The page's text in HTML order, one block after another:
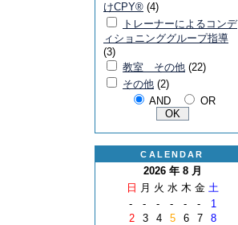
けCPY® (4)
トレーナーによるコンデ
ィショニンググループ指導
(3)
教室 その他 (22)
その他 (2)
AND
OR
CALENDAR
2026 年 8 月
日 月 火 水 木 金 土
-
- - - - -
1
2
3 4 5 6 7
8